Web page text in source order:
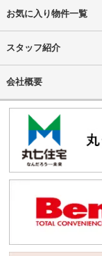
お気に入り物件一覧
スタッフ紹介
会社概要